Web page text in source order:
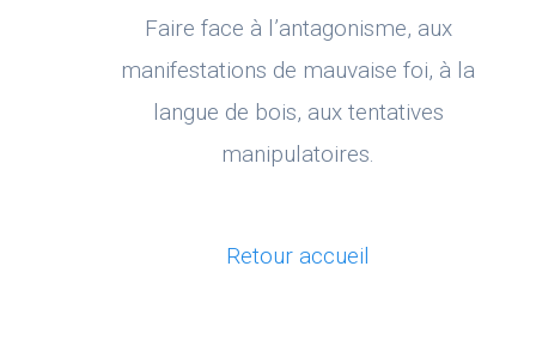
Faire face à l’antagonisme, aux
manifestations de mauvaise foi, à la
langue de bois, aux tentatives
manipulatoires.
Retour accueil